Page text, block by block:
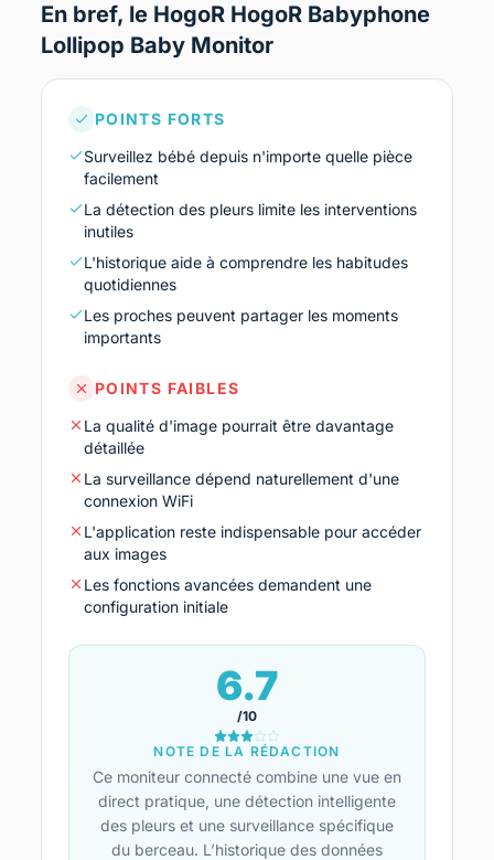
En bref, le HogoR HogoR Babyphone
Lollipop Baby Monitor
POINTS FORTS
Surveillez bébé depuis n'importe quelle pièce
facilement
La détection des pleurs limite les interventions
inutiles
L'historique aide à comprendre les habitudes
quotidiennes
Les proches peuvent partager les moments
importants
POINTS FAIBLES
La qualité d'image pourrait être davantage
détaillée
La surveillance dépend naturellement d'une
connexion WiFi
L'application reste indispensable pour accéder
aux images
Les fonctions avancées demandent une
configuration initiale
6.7
/10
NOTE DE LA RÉDACTION
Ce moniteur connecté combine une vue en
direct pratique, une détection intelligente
des pleurs et une surveillance spécifique
du berceau. L’historique des données